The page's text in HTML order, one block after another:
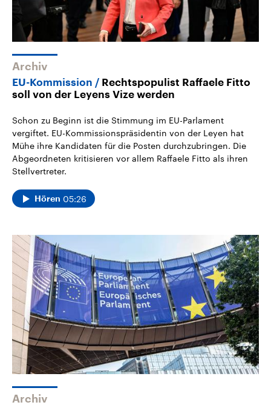
Archiv
EU-Kommission
Rechtspopulist Raffaele Fitto
soll von der Leyens Vize werden
Schon zu Beginn ist die Stimmung im EU-Parlament
vergiftet. EU-Kommissionspräsidentin von der Leyen hat
Mühe ihre Kandidaten für die Posten durchzubringen. Die
Abgeordneten kritisieren vor allem Raffaele Fitto als ihren
Stellvertreter.
Hören 05:26
Archiv